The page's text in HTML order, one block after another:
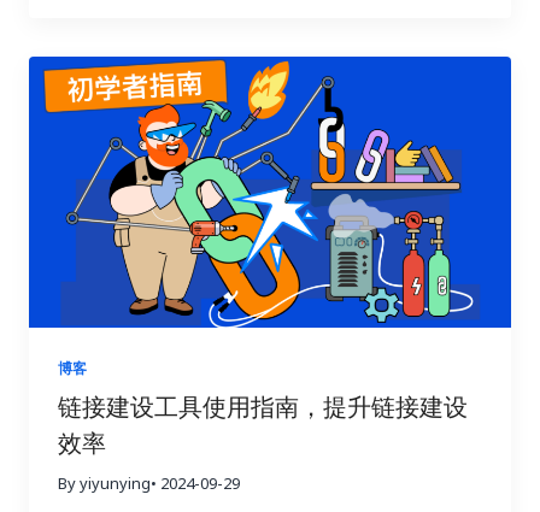
新时代。 一、 深入理解链接建设效果追踪的意义 许
多人在进行链接建设时，往往缺乏明确的目标和方
向，就像在黑暗中摸索前行。他们只知道不断地去获
取链接，却不清楚哪些链接真正有效，哪些链接只是
浪费时间和精力。这种做法不仅效率低，还可能适得
其反，损害网站的搜索引擎优化效果。 链接建设效果
追踪就像一盏明灯，照亮前进的道路，它能帮助你清
晰地了解每一次链接建设活动的实际效果，让你知道
哪些策略有效，哪些策略需要改进。就像驾驶汽车需
要查看仪表盘一样，追踪链接建设效果可以让你随时
掌握网站的“行驶状态”，从而做出更明智的决策。 试
想一下，一个射手如果每次射击后都无法看到箭的落
点，他该如何调整自己的射击姿势和力度呢？链接建
设也是如此，只有不断追踪效果，才能知道哪些策略
命中了目标，哪些策略需要调整。通过追踪链接建设
博客
链接建设工具使用指南，提升链接建设
效率
By yiyunying• 2024-09-29